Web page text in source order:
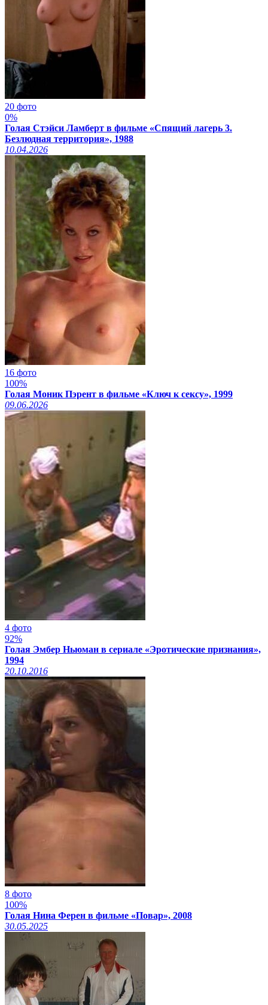
20 фото
0%
Голая Стэйси Ламберт в фильме «Спящий лагерь 3.
Безлюдная территория», 1988
10.04.2026
16 фото
100%
Голая Моник Пэрент в фильме «Ключ к сексу», 1999
09.06.2026
4 фото
92%
Голая Эмбер Ньюман в сериале «Эротические признания»,
1994
20.10.2016
8 фото
100%
Голая Нина Ферен в фильме «Повар», 2008
30.05.2025